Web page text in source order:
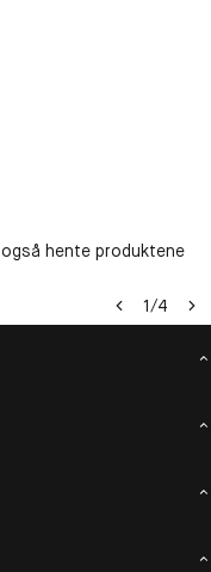
hente produktene
1/4